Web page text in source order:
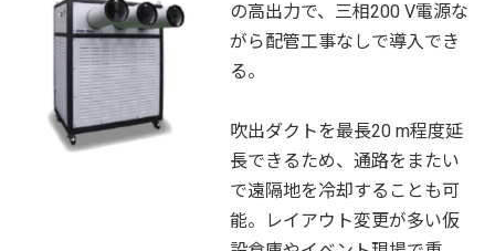
の高出力で、三相200 V電源な
がら配管工事なしで導入でき
る。
吹出ダクトを最長20 m程度延
長できるため、通路をまたい
で遠隔地を冷却することも可
能。レイアウト変更が多い仮